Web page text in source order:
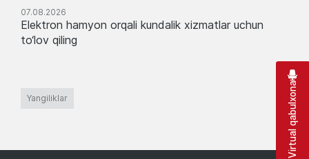
07.08.2026
Elektron hamyon orqali kundalik xizmatlar uchun
to‘lov qiling
Yangiliklar Virtual qabulxona